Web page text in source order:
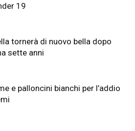
19
tornerà di nuovo bella dopo
sette anni
e palloncini bianchi per l’addio